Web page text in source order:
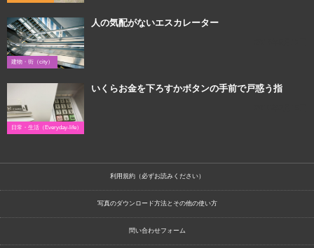
建物・街（city）
人の気配がないエスカレーター
日常・生活（Everyday-life）
いくらお金を下ろすかボタンの手前で戸惑う指
利用規約（必ずお読みください）
写真のダウンロード方法とその他の使い方
問い合わせフォーム